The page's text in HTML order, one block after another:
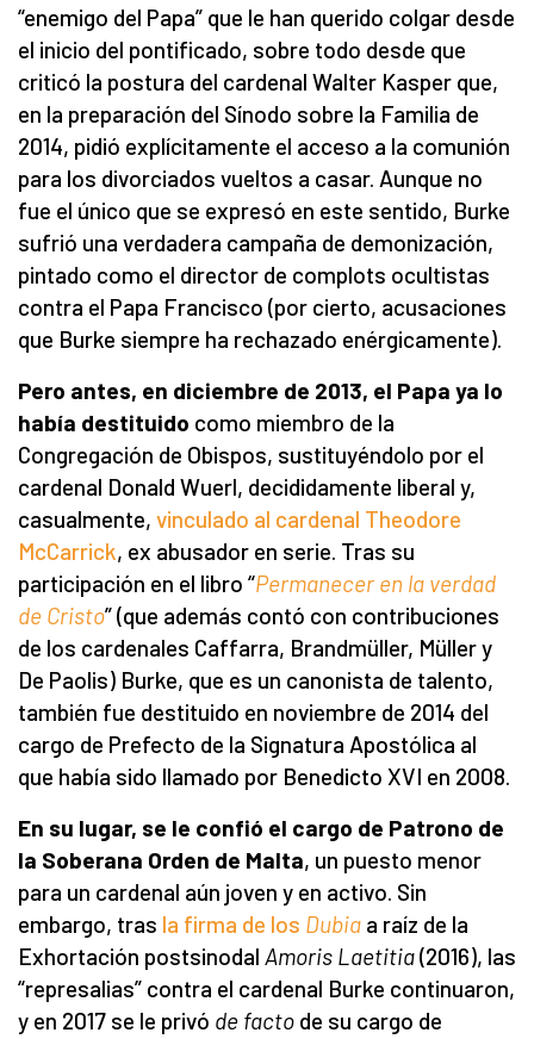
“enemigo del Papa” que le han querido colgar desde
el inicio del pontificado, sobre todo desde que
criticó la postura del cardenal Walter Kasper que,
en la preparación del Sínodo sobre la Familia de
2014, pidió explícitamente el acceso a la comunión
para los divorciados vueltos a casar. Aunque no
fue el único que se expresó en este sentido, Burke
sufrió una verdadera campaña de demonización,
pintado como el director de complots ocultistas
contra el Papa Francisco (por cierto, acusaciones
que Burke siempre ha rechazado enérgicamente).
Pero antes, en diciembre de 2013, el Papa ya lo
había destituido como miembro de la
Congregación de Obispos, sustituyéndolo por el
cardenal Donald Wuerl, decididamente liberal y,
casualmente, vinculado al cardenal Theodore
McCarrick, ex abusador en serie. Tras su
participación en el libro “Permanecer en la verdad
de Cristo” (que además contó con contribuciones
de los cardenales Caffarra, Brandmüller, Müller y
De Paolis) Burke, que es un canonista de talento,
también fue destituido en noviembre de 2014 del
cargo de Prefecto de la Signatura Apostólica al
que había sido llamado por Benedicto XVI en 2008.
En su lugar, se le confió el cargo de Patrono de
la Soberana Orden de Malta, un puesto menor
para un cardenal aún joven y en activo. Sin
embargo, tras la firma de los Dubia a raíz de la
Exhortación postsinodal Amoris Laetitia(2016), las
“represalias” contra el cardenal Burke continuaron,
y en 2017 se le privó de facto de su cargo de